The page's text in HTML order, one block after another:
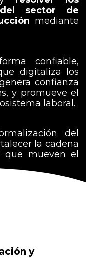
del sector de
mediante
confiable,
digitaliza los
confianza
y promueve el
laboral.
del
la cadena
que mueven el
y